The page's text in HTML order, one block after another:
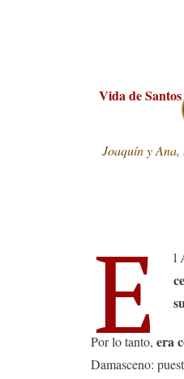
Vida de Santos
Joaquín y Ana,
E l
Por lo tanto, era
Damasceno: